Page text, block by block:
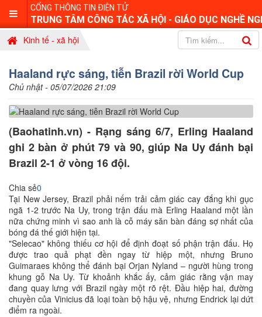
CỔNG THÔNG TIN ĐIỆN TỬ
TRUNG TÂM CÔNG TÁC XÃ HỘI - GIÁO DỤC NGHỀ
Kinh tế - xã hội
Haaland rực sáng, tiễn Brazil rời World Cup
Chủ nhật - 05/07/2026 21:09
(Baohatinh.vn) - Rạng sáng 6/7, Erling Haaland
ghi 2 bàn ở phút 79 và 90, giúp Na Uy đánh bại
Brazil 2-1 ở vòng 16 đội.
Chia sẻ0
Tại New Jersey, Brazil phải nếm trải cảm giác cay đắng khi gục
ngã 1-2 trước Na Uy, trong trận đấu mà Erling Haaland một lần
nữa chứng minh vì sao anh là cỗ máy săn bàn đáng sợ nhất của
bóng đá thế giới hiện tại.
"Selecao" không thiếu cơ hội để định đoạt số phận trận đấu. Họ
được trao quả phạt đền ngay từ hiệp một, nhưng Bruno
Guimaraes không thể đánh bại Orjan Nyland – người hùng trong
khung gỗ Na Uy. Từ khoảnh khắc ấy, cảm giác rằng vận may
đang quay lưng với Brazil ngày một rõ rệt. Đầu hiệp hai, đường
chuyền của Vinicius đã loại toàn bộ hậu vệ, nhưng Endrick lại dứt
điểm ra ngoài.